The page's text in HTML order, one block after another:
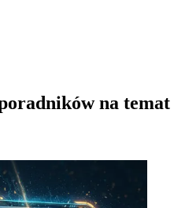
na temat